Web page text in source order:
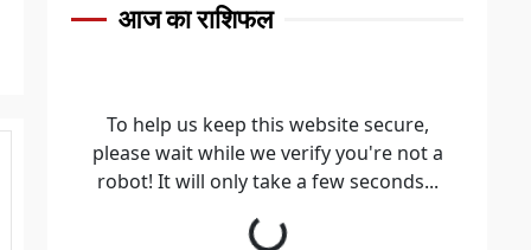
आज का राशिफल